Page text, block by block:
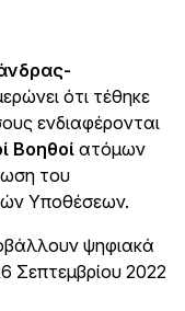
ότι τέθηκε
ενδιαφέρονται
Βοηθοί ατόμων
του
Υποθέσεων.
ψηφιακά
Σεπτεμβρίου 2022